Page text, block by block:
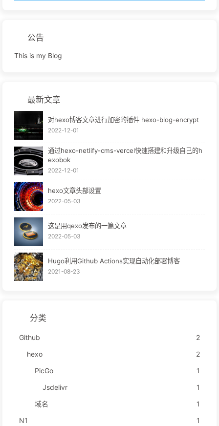
公告
This is my Blog
最新文章
对hexo博客文章进行加密的插件 hexo-blog-encrypt
2022-12-01
通过hexo-netlify-cms-vercel快速搭建和升级自己的h
exobok
2022-12-01
hexo文章头部设置
2022-05-03
这是用qexo发布的一篇文章
2022-05-03
Hugo利用Github Actions实现自动化部署博客
2021-08-23
分类
Github
2
hexo
2
PicGo
1
Jsdelivr
1
域名
1
N1
1